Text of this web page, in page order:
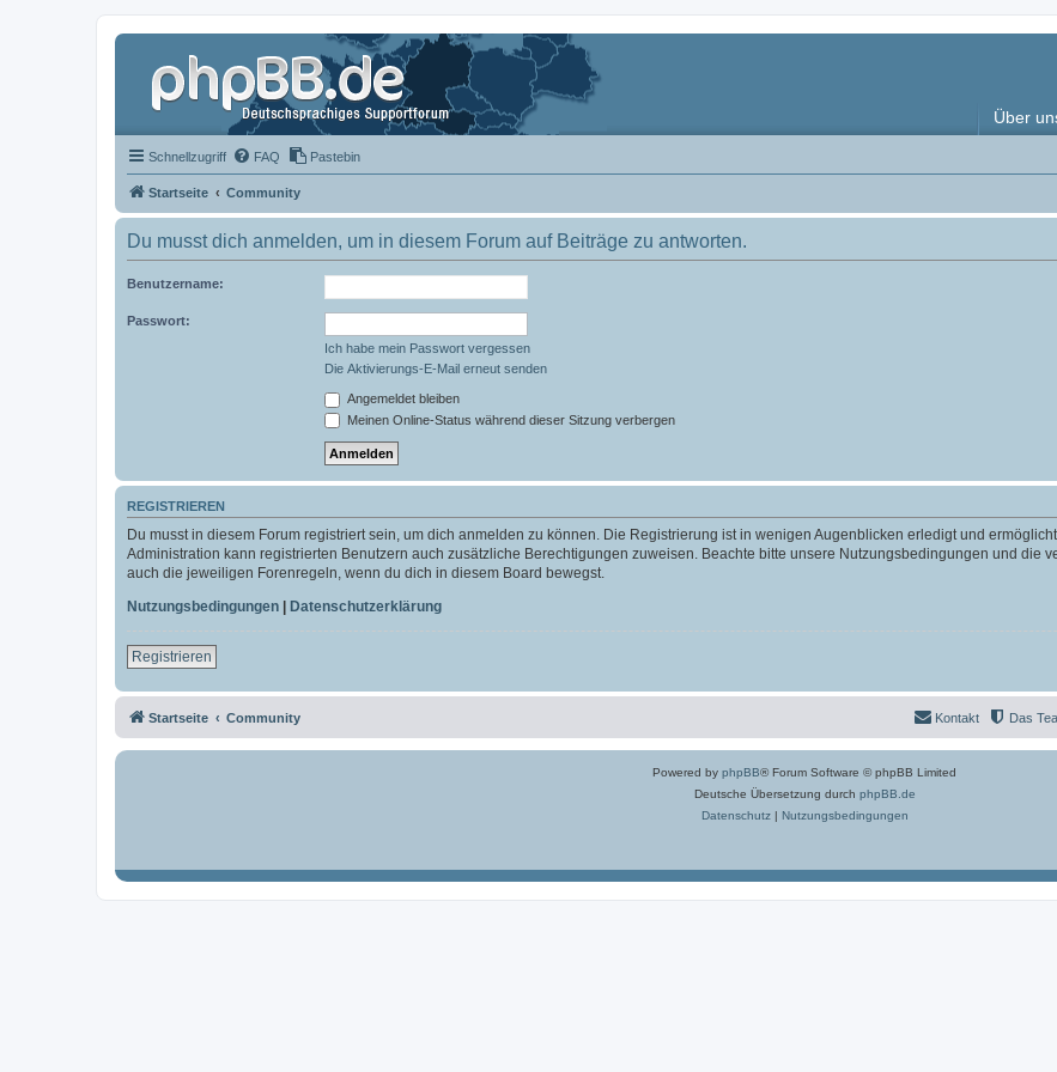
Über
Schnellzugriff FAQ Pastebin
Startseite Community
Du musst dich anmelden, um in diesem Forum auf Beiträge zu antworten.
Benutzername:
Passwort:
Ich habe mein Passwort vergessen
Die Aktivierungs-E-Mail erneut senden
Angemeldet bleiben
Meinen Online-Status während dieser Sitzung verbergen
REGISTRIEREN
Du musst in diesem Forum registriert sein, um dich anmelden zu können. Die Registrierung ist in wenigen Augenblicken erledigt und
Administration kann registrierten Benutzern auch zusätzliche Berechtigungen zuweisen. Beachte bitte unsere Nutzungsbedingungen und die
auch die jeweiligen Forenregeln, wenn du dich in diesem Board bewegst.
Nutzungsbedingungen | Datenschutzerklärung
Registrieren
Startseite Community Das
Kontakt
Powered by phpBB® Forum Software © phpBB Limited
Deutsche Übersetzung durch phpBB.de
Datenschutz| Nutzungsbedingungen